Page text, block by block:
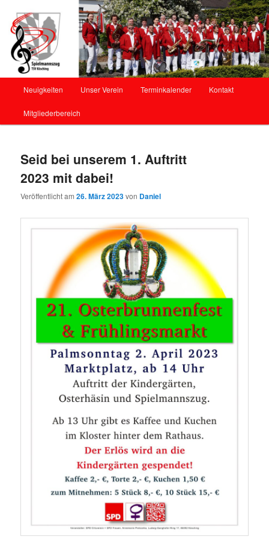
Spielmannszug Kösching
Offizielle Webseite des Spielmannszug Kösching
Zum
Inhalt
Neuigkeiten Unser Verein Terminkalender Kontakt
Mitgliederbereich
Seid bei unserem 1. Auftritt
2023 mit dabei!
Veröffentlicht am26. März 2023von Daniel